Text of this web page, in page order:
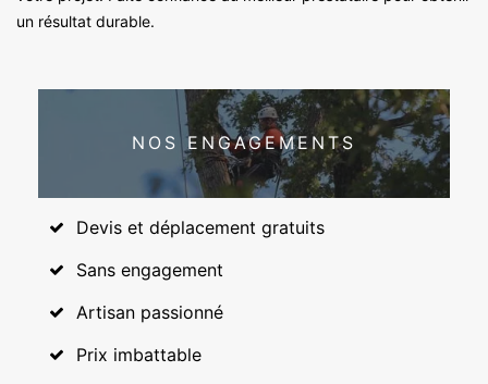
un résultat durable.
NOS ENGAGEMENTS
Devis et déplacement gratuits
Sans engagement
Artisan passionné
Prix imbattable